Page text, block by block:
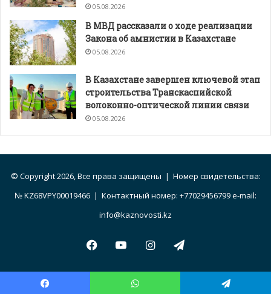
05.08.2026
В МВД рассказали о ходе реализации
Закона об амнистии в Казахстане
05.08.2026
В Казахстане завершен ключевой этап
строительства Транскаспийской
волоконно-оптической линии связи
05.08.2026
© Copyright 2026, Все права защищены | Номер свидетельства:
№ KZ68VPY00019466 | Контактный номер: +77029456799 e-mail:
info@kaznovosti.kz
Facebook
YouTubeInstagramTelegram